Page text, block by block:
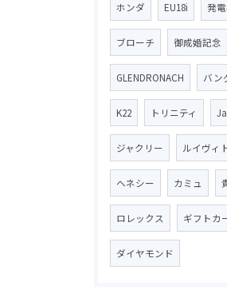
ホンダ EU18i 発
ブローチ 御成婚記念
GLENDRONACH バン
K22 トリニティ
ジャクリー ルイヴィ
ヘネシー カミュ
ロレックス ギフトカ
ダイヤモンド